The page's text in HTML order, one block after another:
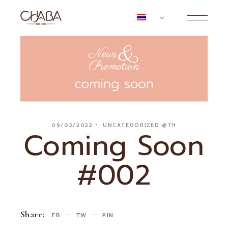
content
09/02/2022 UNCATEGORIZED @TH
Coming Soon
#002
Share: FB TW PIN